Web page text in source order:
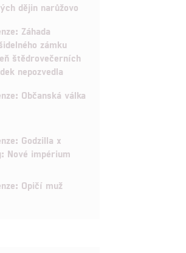
dějin narůžovo
Záhada
zámku
štědrovečerních
nepozvedla
Občanská válka
Godzilla x
Nové impérium
Opičí muž